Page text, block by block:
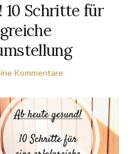
10 Schritte für
Kommentare